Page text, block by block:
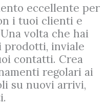
eccellente per
i tuoi clienti e
volta che hai
prodotti, inviale
contatti. Crea
regolari ai
su nuovi arrivi,